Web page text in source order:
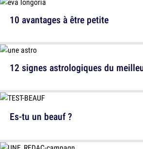
10 avantages à être petite
12 signes astrologiques du
Es-tu un beauf ?